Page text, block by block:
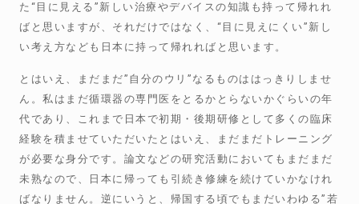
た“目に見える”新しい治療やデバイスの知識も持って帰れれ
ばと思いますが、それだけではなく、“目に見えにくい”新し
い考え方なども日本に持って帰れればと思います。
とはいえ、まだまだ”自分のウリ”なるものははっきりしませ
ん。私はまだ循環器の専門医をとるかとらないかぐらいの年
代であり、これまで日本で初期・後期研修として多くの臨床
経験を積ませていただいたとはいえ、まだまだトレーニング
が必要な身分です。論文などの研究活動においてもまだまだ
未熟なので、日本に帰っても引続き修練を続けていかなけれ
ばなりません。逆にいうと、帰国する頃でもまだいわゆる”若